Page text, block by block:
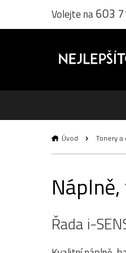
Volejte na603
Úvod Tonery a
Řada i-